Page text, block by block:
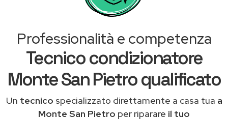
Professionalità e competenza
Tecnico condizionatore
Monte San Pietro qualificato
Un tecnico specializzato direttamente a casa tua a
Monte San Pietro per riparare il tuo